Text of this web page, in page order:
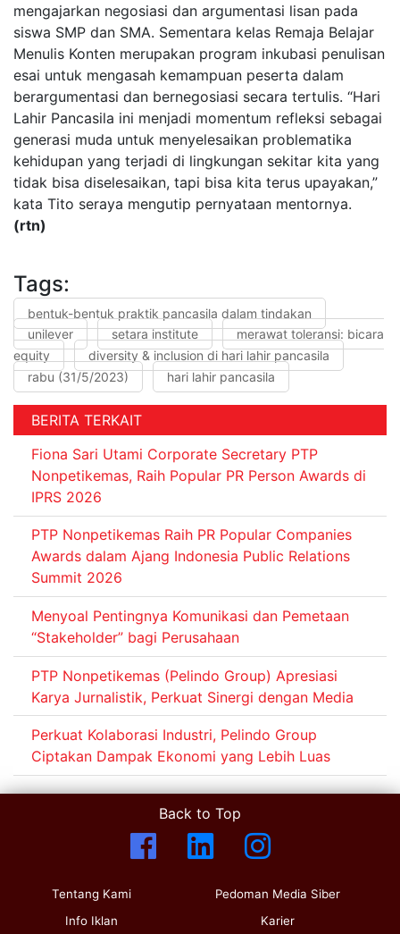
mengajarkan negosiasi dan argumentasi lisan pada
siswa SMP dan SMA. Sementara kelas Remaja Belajar
Menulis Konten merupakan program inkubasi penulisan
esai untuk mengasah kemampuan peserta dalam
berargumentasi dan bernegosiasi secara tertulis. “Hari
Lahir Pancasila ini menjadi momentum refleksi sebagai
generasi muda untuk menyelesaikan problematika
kehidupan yang terjadi di lingkungan sekitar kita yang
tidak bisa diselesaikan, tapi bisa kita terus upayakan,”
kata Tito seraya mengutip pernyataan mentornya.
(rtn)
Tags:
bentuk-bentuk praktik pancasila dalam tindakan
unilever
setara institute
merawat toleransi: bicara
equity
diversity & inclusion di hari lahir pancasila
rabu (31/5/2023)
hari lahir pancasila
BERITA TERKAIT
Fiona Sari Utami Corporate Secretary PTP
Nonpetikemas, Raih Popular PR Person Awards di
IPRS 2026
PTP Nonpetikemas Raih PR Popular Companies
Awards dalam Ajang Indonesia Public Relations
Summit 2026
Menyoal Pentingnya Komunikasi dan Pemetaan
“Stakeholder” bagi Perusahaan
PTP Nonpetikemas (Pelindo Group) Apresiasi
Karya Jurnalistik, Perkuat Sinergi dengan Media
Perkuat Kolaborasi Industri, Pelindo Group
Ciptakan Dampak Ekonomi yang Lebih Luas
Back to Top
Tentang Kami
Info Iklan
Pedoman Media Siber
Karier